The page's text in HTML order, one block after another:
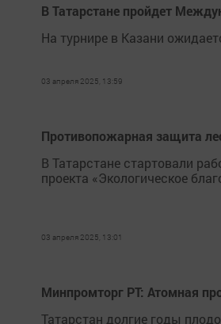
В Татарстане пройдет
На турнире в Казани
03 апреля 2025, 13:59
Противопожарная защита
В Татарстане стартовали
проекта «Экологическое
03 апреля 2025, 13:01
Минпромторг РТ: Атомная
Татарстан долгие годы